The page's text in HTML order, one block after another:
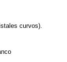
curvos).